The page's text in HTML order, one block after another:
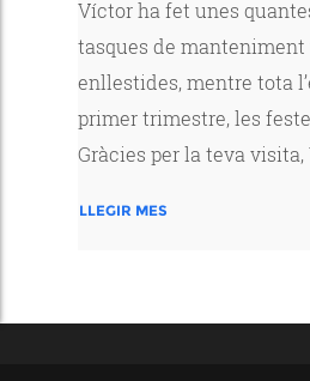
Víctor ha fet unes
tasques de
enllestides, mentre tota
primer trimestre, les
Gràcies per la teva
LLEGIR MES